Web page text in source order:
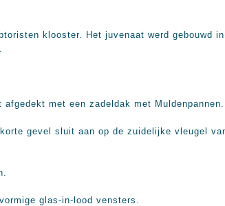
klooster. Het juvenaat werd gebouwd
met een zadeldak met Muldenpannen.
gevel sluit aan op de zuidelijke vleugel
glas-in-lood vensters.